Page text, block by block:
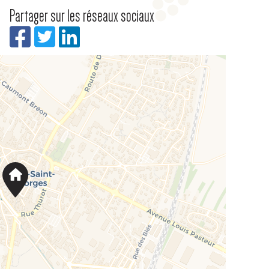
Partager sur les réseaux sociaux